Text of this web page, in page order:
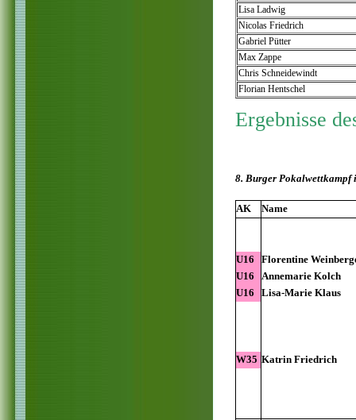
Lisa Ladwig
Nicolas Friedrich
Gabriel Pütter
Max Zappe
Chris Schneidewindt
Florian Hentschel
Ergebnisse
8. Burger Pokalwettkampf
AK Name
U16
Florentine
U16
Annemarie Kolch
U16
Lisa-Marie Klaus
W35 Katrin Friedrich